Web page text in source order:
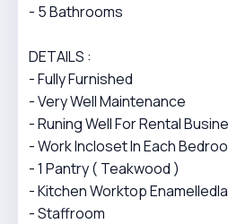
- 5 Bathrooms
DETAILS :
- Fully Furnished
- Very Well Maintenance
- Runing Well For Rental
- Work Incloset In Each
- 1 Pantry ( Teakwood )
- Kitchen Worktop
- Staffroom